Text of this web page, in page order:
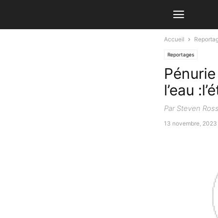
Accueil
Reportages
l’eau
Par Steven
13 novembre, 2023